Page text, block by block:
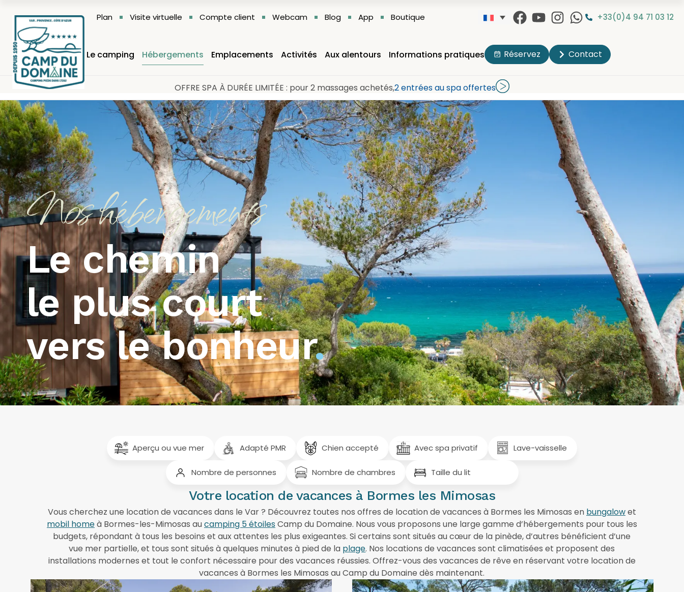
Plan Visite virtuelle Compte client Webcam Blog App Boutique +33(0)4 94 71 03 12
Le camping Hébergements Emplacements Activités Aux alentours Informations pratiques Réservez Contact
OFFRE SPA À DURÉE LIMITÉE : pour 2 massages achetés,2 entrées au spa offertes
Nos hébergements
Le chemin
le plus court
vers le bonheur.
Votre location de vacances à Bormes les Mimosas
Vous cherchez une location de vacances dans le Var ? Découvrez toutes nos offres de location de vacances à Bormes les Mimosas en bungalowet
mobil homeà Bormes-les-Mimosas aucamping 5 étoilesCamp du Domaine. Nous vous proposons une large gamme d’hébergements pour tous les
budgets, répondant à tous les besoins et aux attentes les plus exigeantes. Si certains sont situés au cœur de la pinède, d’autres bénéficient d’une
vue mer partielle, et tous sont situés à quelques minutes à pied de la plage. Nos locations de vacances sont climatisées et proposent des
installations modernes et tout le confort nécessaire pour des vacances réussies. Offrez-vous des vacances de rêve en réservant votre location de
vacances à Bormes les Mimosas au Camp du Domaine dès maintenant.